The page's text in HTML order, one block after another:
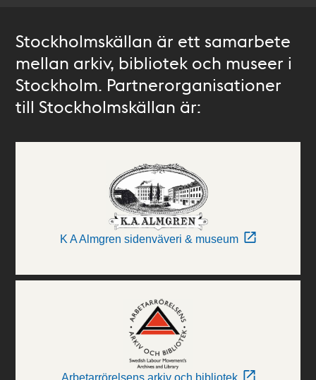
Stockholmskällan är ett samarbete
mellan arkiv, bibliotek och museer i
Stockholm. Partnerorganisationer
till Stockholmskällan är:
K A Almgren sidenväveri & museum
Arbetarrörelsens arkiv och bibliotek